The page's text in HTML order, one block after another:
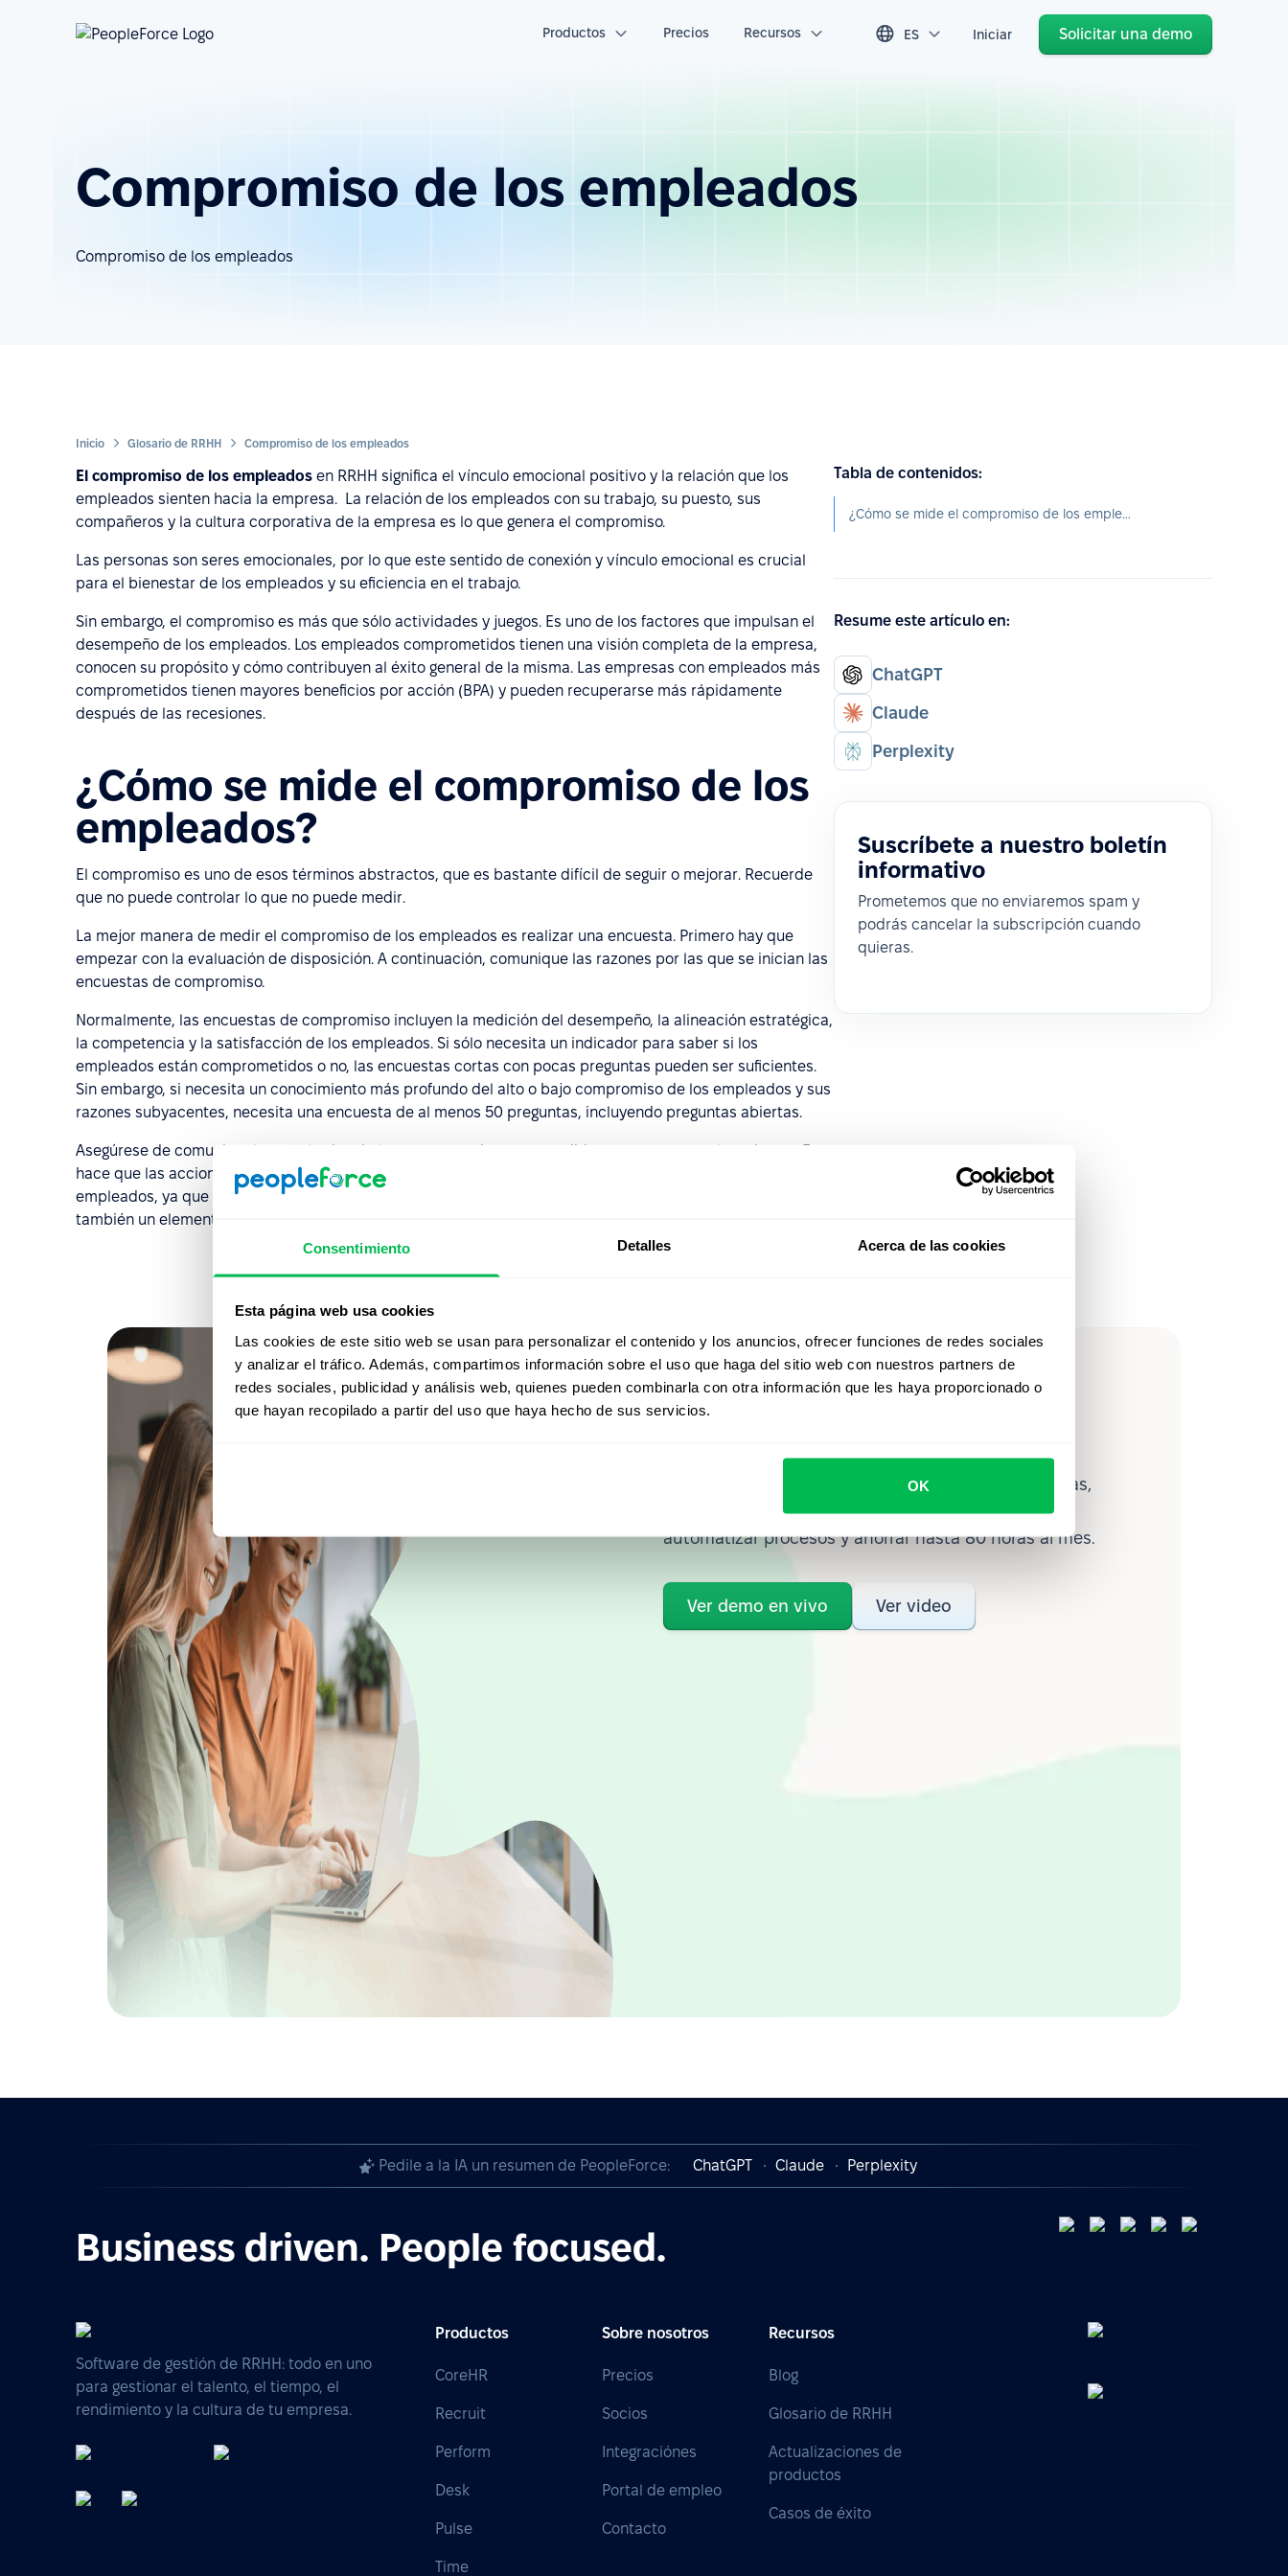
Consentimiento Detalles Acerca de las cookies
Esta página web usa cookies
Las cookies de este sitio web se usan para personalizar el contenido y los anuncios, ofrecer funciones de redes sociales
y analizar el tráfico. Además, compartimos información sobre el uso que haga del sitio web con nuestros partners de
redes sociales, publicidad y análisis web, quienes pueden combinarla con otra información que les haya proporcionado o
que hayan recopilado a partir del uso que haya hecho de sus servicios.
OK
Productos Precios Recursos ES Iniciar Solicitar una demo
Compromiso de los empleados
Compromiso de los empleados
Inicio Glosario de RRHH Compromiso de los empleados
El compromiso de los empleados en RRHH significa el vínculo emocional positivo y la relación que los
empleados sienten hacia la empresa. La relación de los empleados con su trabajo, su puesto, sus
compañeros y la cultura corporativa de la empresa es lo que genera el compromiso.
Las personas son seres emocionales, por lo que este sentido de conexión y vínculo emocional es crucial
para el bienestar de los empleados y su eficiencia en el trabajo.
Sin embargo, el compromiso es más que sólo actividades y juegos. Es uno de los factores que impulsan el
desempeño de los empleados. Los empleados comprometidos tienen una visión completa de la empresa,
conocen su propósito y cómo contribuyen al éxito general de la misma. Las empresas con empleados más
comprometidos tienen mayores beneficios por acción (BPA) y pueden recuperarse más rápidamente
después de las recesiones.
¿Cómo se mide el compromiso de los
empleados?
El compromiso es uno de esos términos abstractos, que es bastante difícil de seguir o mejorar. Recuerde
que no puede controlar lo que no puede medir.
La mejor manera de medir el compromiso de los empleados es realizar una encuesta. Primero hay que
empezar con la evaluación de disposición. A continuación, comunique las razones por las que se inician las
encuestas de compromiso.
Normalmente, las encuestas de compromiso incluyen la medición del desempeño, la alineación estratégica,
la competencia y la satisfacción de los empleados. Si sólo necesita un indicador para saber si los
empleados están comprometidos o no, las encuestas cortas con pocas preguntas pueden ser suficientes.
Sin embargo, si necesita un conocimiento más profundo del alto o bajo compromiso de los empleados y sus
razones subyacentes, necesita una encuesta de al menos 50 preguntas, incluyendo preguntas abiertas.
Asegúrese de comunicar los resultados de la encuesta y de tomar medidas con respecto a los mismos. Esto
hace que las acciones de los empleados tengan sentido, incrementa su confianza y la motivación de los
empleados, ya que tienen evidencia de que su voz es escuchada y de que su opinión importa. Este es
también un elemento que refuerza el compromiso de los empleados.
Tabla de contenidos:
¿Cómo se mide el compromiso de los empleados?
Resume este artículo en:
ChatGPT
Claude
Perplexity
Suscríbete a nuestro boletín
informativo
Prometemos que no enviaremos spam y
podrás cancelar la subscripción cuando
quieras.
Mirá PeopleForce en
Desde Core HR hasta analítica avanzada de personas,
descubrí cómo PeopleForce ayuda a los equipos a
automatizar procesos y ahorrar hasta 80 horas al mes.
Ver demo en vivo Ver video
Pedile a la IA un resumen de PeopleForce: ChatGPT Claude Perplexity
Business driven. People focused.
Software de gestión de RRHH: todo en uno
para gestionar el talento, el tiempo, el
rendimiento y la cultura de tu empresa.
Productos
CoreHR
Recruit
Perform
Desk
Pulse
Time
Sobre nosotros
Precios
Socios
Integraciónes
Portal de empleo
Contacto
Recursos
Blog
Glosario de RRHH
Actualizaciones de
productos
Casos de éxito